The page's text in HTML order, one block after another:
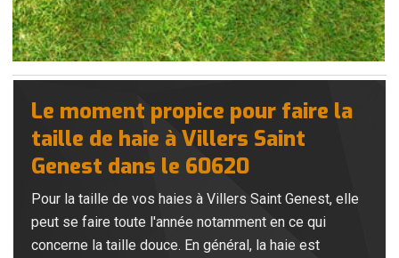
Le moment propice pour faire la
taille de haie à Villers Saint
Genest dans le 60620
Pour la taille de vos haies à Villers Saint Genest, elle
peut se faire toute l'année notamment en ce qui
concerne la taille douce. En général, la haie est